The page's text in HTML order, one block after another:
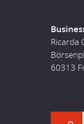
Ricarda
60313